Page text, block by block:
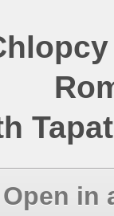
Open in